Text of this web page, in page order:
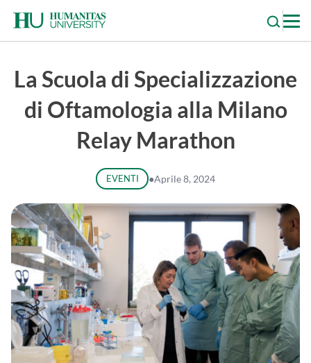
content
La Scuola di Specializzazione
di Oftamologia alla Milano
Relay Marathon
EVENTI ●Aprile 8, 2024